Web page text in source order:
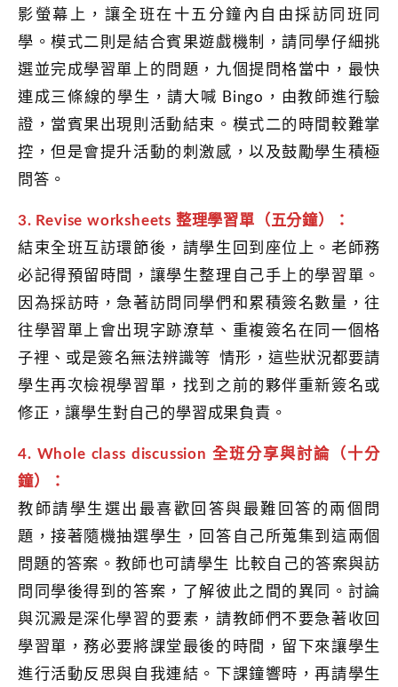
影螢幕上，讓全班在十五分鐘內自由採訪同班同
學。模式二則是結合賓果遊戲機制，請同學仔細挑
選並完成學習單上的問題，九個提問格當中，最快
連成三條線的學生，請大喊 Bingo，由教師進行驗
證，當賓果出現則活動結束。模式二的時間較難掌
控，但是會提升活動的刺激感，以及鼓勵學生積極
問答。
3. Revise worksheets 整理學習單（五分鐘）：
結束全班互訪環節後，請學生回到座位上。老師務
必記得預留時間，讓學生整理自己手上的學習單。
因為採訪時，急著訪問同學們和累積簽名數量，往
往學習單上會出現字跡潦草、重複簽名在同一個格
子裡、或是簽名無法辨識等 情形，這些狀況都要請
學生再次檢視學習單，找到之前的夥伴重新簽名或
修正，讓學生對自己的學習成果負責。
4. Whole class discussion 全班分享與討論（十分
鐘）：
教師請學生選出最喜歡回答與最難回答的兩個問
題，接著隨機抽選學生，回答自己所蒐集到這兩個
問題的答案。教師也可請學生 比較自己的答案與訪
問同學後得到的答案，了解彼此之間的異同。討論
與沉澱是深化學習的要素，請教師們不要急著收回
學習單，務必要將課堂最後的時間，留下來讓學生
進行活動反思與自我連結。下課鐘響時，再請學生